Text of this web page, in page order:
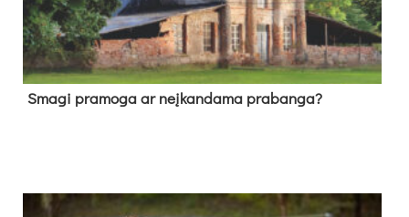
Sma­gi pra­mo­ga ar neį­kan­da­ma pra­ban­ga?